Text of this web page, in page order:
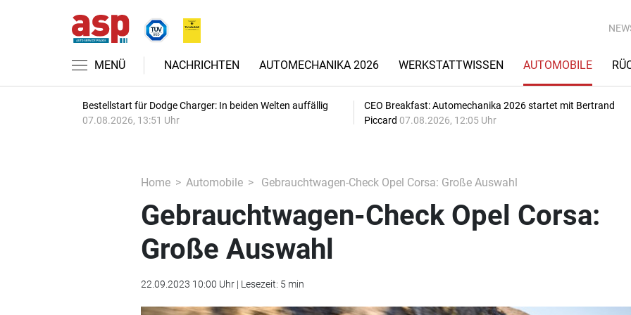
MENÜ NACHRICHTEN AUTOMECHANIKA 2026 WERKSTATTWISSEN AUTOMOBILE
Bestellstart für Dodge Charger: In beiden Welten auffällig
07.08.2026, 13:51 Uhr
CEO Breakfast: Automechanika 2026 startet mit Bertrand
Piccard 07.08.2026, 12:05 Uhr
Home Automobile Gebrauchtwagen-Check Opel Corsa: Große Auswahl
Gebrauchtwagen-Check Opel Corsa:
Große Auswahl
22.09.2023 10:00 Uhr | Lesezeit: 5 min